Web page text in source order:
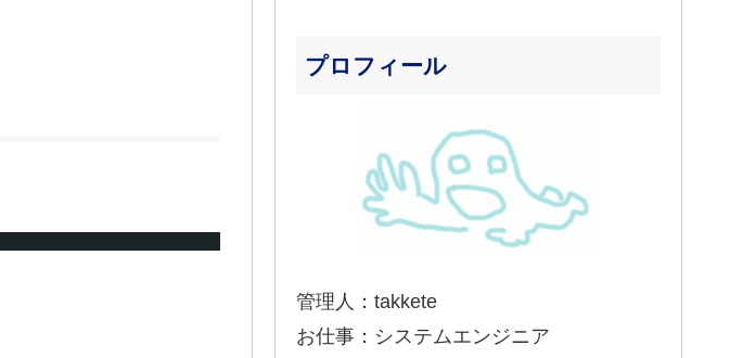
プロフィール
管理人：takkete
お仕事：システムエンジニア